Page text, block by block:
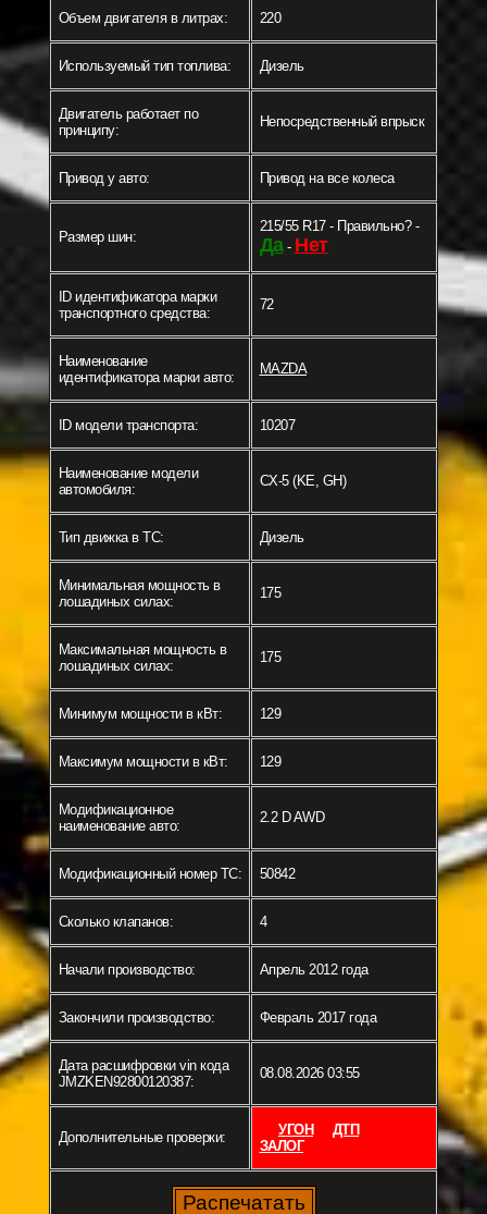
Объем двигателя в литрах: 220
Используемый тип топлива: Дизель
Двигатель работает по
принципу:
Непосредственный впрыск
Привод у авто: Привод на все колеса
Размер шин:
215/55 R17 - Правильно? -
Да- Нет
ID идентификатора марки
транспортного средства:
72
Наименование
идентификатора марки авто:
MAZDA
ID модели транспорта: 10207
Наименование модели
автомобиля:
CX-5 (KE, GH)
Тип движка в ТС: Дизель
Минимальная мощность в
лошадиных силах:
175
Максимальная мощность в
лошадиных силах:
175
Минимум мощности в кВт: 129
Максимум мощности в кВт: 129
Модификационное
наименование авто:
2.2 D AWD
Модификационный номер ТС: 50842
Сколько клапанов: 4
Начали производство: Апрель 2012 года
Закончили производство: Февраль 2017 года
Дата расшифровки vin кода
JMZKEN92800120387:
08.08.2026 03:55
Дополнительные проверки: УГОН
ДТП
ЗАЛОГ